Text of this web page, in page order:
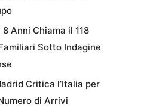
Anni Chiama il 118
Sotto Indagine
Critica l’Italia per
di Arrivi